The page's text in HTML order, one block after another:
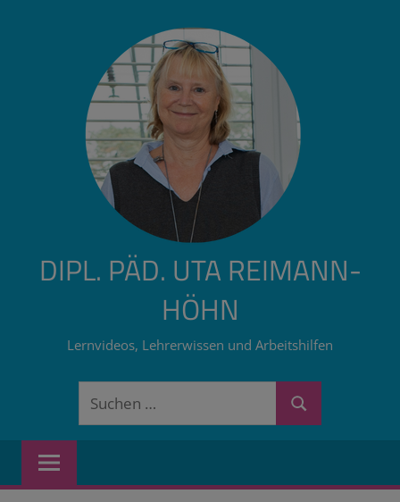
DIPL. PÄD. UTA REIMANN-
HÖHN
Lernvideos, Lehrerwissen und Arbeitshilfen
Suchen
Suchen